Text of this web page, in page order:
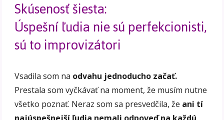
Skúsenosť šiesta:
Úspešní ľudia nie sú perfekcionisti,
sú to improvizátori
Vsadila som na odvahu jednoducho začať.
Prestala som vyčkávať na moment, že musím nutne
všetko poznať. Neraz som sa presvedčila, že ani tí